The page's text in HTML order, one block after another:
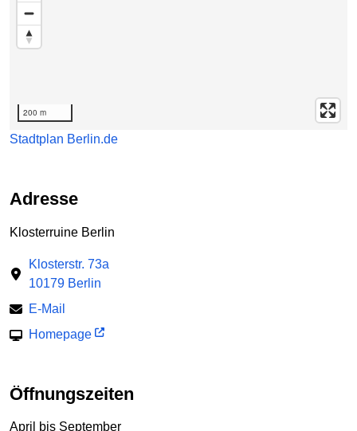
200 m
Stadtplan Berlin.de
Adresse
Klosterruine Berlin
Klosterstr. 73a
10179 Berlin
E-Mail
Homepage
Öffnungszeiten
April bis September